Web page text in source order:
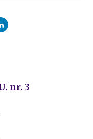
nr. 3